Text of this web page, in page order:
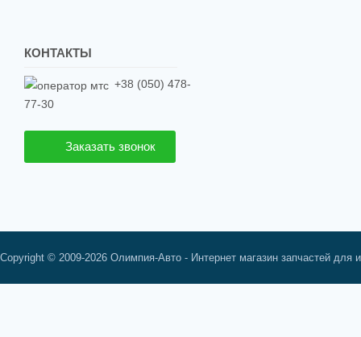
КОНТАКТЫ
+38 (050) 478-
77-30
Заказать звонок
Copyright © 2009-2026 Олимпия-Авто - Интернет магазин запчастей для